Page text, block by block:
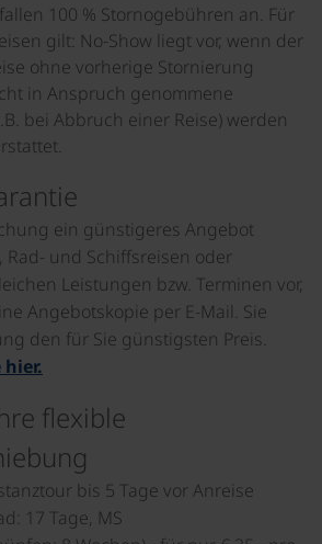
100 % Stornogebühren an. Für
gilt: No-Show liegt vor, wenn der
ohne vorherige Stornierung
in Anspruch genommene
bei Abbruch einer Reise) werden
ein günstigeres Angebot
und Schiffsreisen oder
Leistungen bzw. Terminen vor,
Angebotskopie per E-Mail. Sie
den für Sie günstigsten Preis.
flexible
bis 5 Tage vor Anreise
17 Tage, MS